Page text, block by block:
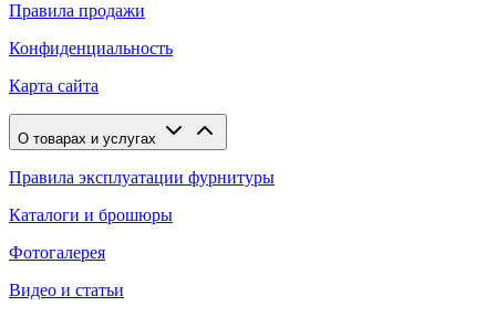
Правила продажи
Конфиденциальность
Карта сайта
О товарах и услугах
Правила эксплуатации фурнитуры
Каталоги и брошюры
Фотогалерея
Видео и статьи